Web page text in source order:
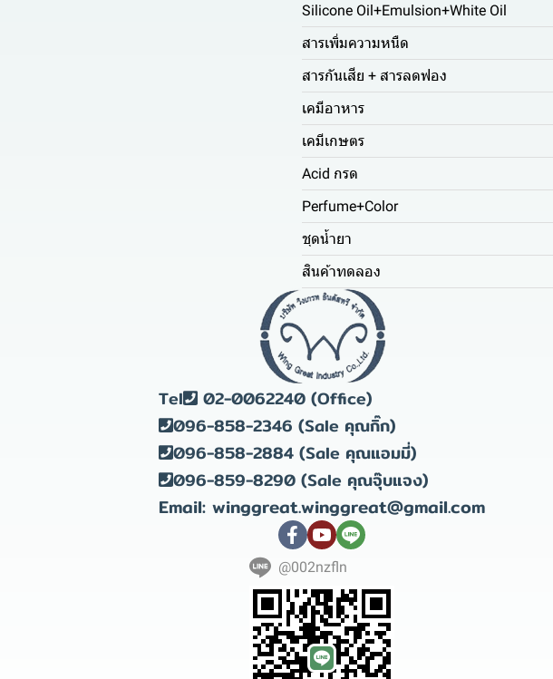
Silicone Oil+Emulsion+White Oil
สารเพิ่มความหนืด
สารกันเสีย + สารลดฟอง
เคมีอาหาร
เคมีเกษตร
Acid กรด
Perfume+Color
ชุดน้ำยา
สินค้าทดลอง
Tel 02-0062240 (Office)
096-858-2346 (Sale คุณกิ๊ก)
096-858-2884 (Sale คุณแอมมี่)
096-859-8290 (Sale คุณจุ๊บแจง)
Email: winggreat.winggreat@gmail.com
@002nzfln